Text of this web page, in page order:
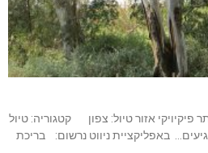
פיקיויקי אזור טיול: צפון קטגוריה: טיול
באפליקציית ניווט נרשום: בריכת